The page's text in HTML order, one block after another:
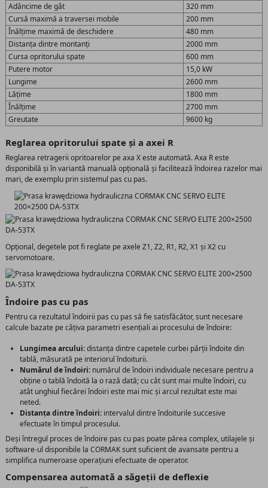
Adâncime de gât
320 mm
Cursă maximă a traversei mobile
200 mm
Înălțime maximă de deschidere
480 mm
Distanța dintre montanți
2000 mm
Cursa opritorului spate
600 mm
Putere motor
15,0 kW
Lungime
2600 mm
Lățime
1800 mm
Înălțime
2700 mm
Greutate
9600 kg
Reglarea opritorului spate și a axei R
Reglarea retragerii opritoarelor pe axa X este automată. Axa R este
disponibilă și în variantă manuală opțională și facilitează îndoirea razelor mai
mari, de exemplu prin sistemul pas cu pas.
Opțional, degetele pot fi reglate pe axele Z1, Z2, R1, R2, X1 și X2 cu
servomotoare.
Îndoire pas cu pas
Pentru ca rezultatul îndoirii pas cu pas să fie satisfăcător, sunt necesare
calcule bazate pe câțiva parametri esențiali ai procesului de îndoire:
Lungimea arcului:distanța dintre capetele curbei părții îndoite din
tablă, măsurată pe interiorul îndoiturii.
Numărul de îndoiri: numărul de îndoiri individuale necesare pentru a
obține o tablă îndoită la o rază dată; cu cât sunt mai multe îndoiri, cu
atât unghiul fiecărei îndoiri este mai mic și arcul rezultat este mai
neted.
Distanța dintre îndoiri: intervalul dintre îndoiturile succesive
efectuate în timpul procesului.
Deși întregul proces de îndoire pas cu pas poate părea complex, utilajele și
software-ul disponibile la CORMAK sunt suficient de avansate pentru a
simplifica numeroase operațiuni efectuate de operator.
Compensarea automată a săgeții de deflexie